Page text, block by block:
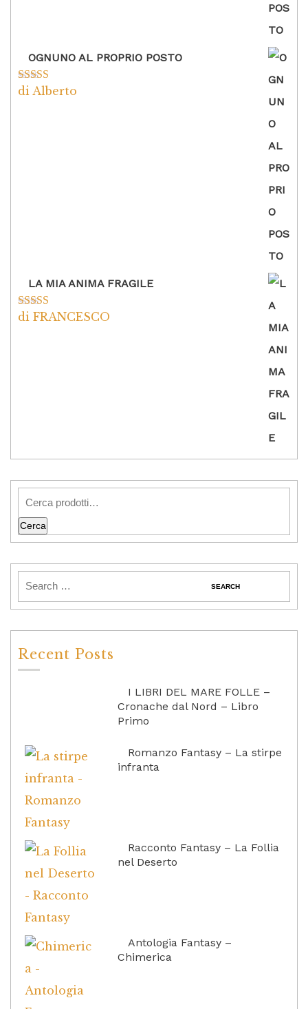
OGNUNO AL PROPRIO POSTO
Valutato5su
di Alberto
LA MIA ANIMA FRAGILE
Valutato5su
di FRANCESCO
Cerca
Recent Posts
I LIBRI DEL MARE FOLLE –
Cronache dal Nord – Libro
Primo
Romanzo Fantasy – La stirpe
infranta
Racconto Fantasy – La Follia
nel Deserto
Antologia Fantasy –
Chimerica